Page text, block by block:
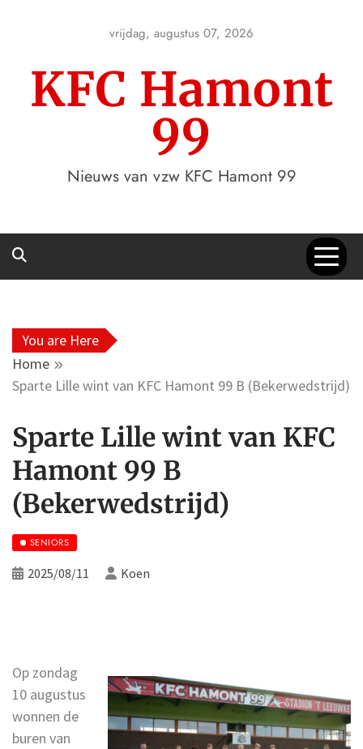
vrijdag, augustus 07, 2026
KFC Hamont
99
Nieuws van vzw KFC Hamont 99
You are Here
Home
Sparte Lille wint van KFC Hamont 99 B (Bekerwedstrijd)
Sparte Lille wint van KFC
Hamont 99 B
(Bekerwedstrijd)
SENIORS
2025/08/11 Koen
Op zondag
10 augustus
wonnen de
buren van